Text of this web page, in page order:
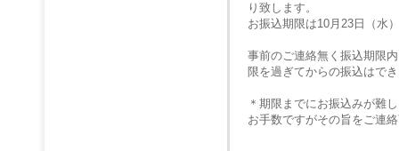
り致します。
お振込期限は10月23日（水
事前のご連絡無く振込期限
限を過ぎてからの振込はで
＊期限までにお振込みが難
お手数ですがその旨をご連